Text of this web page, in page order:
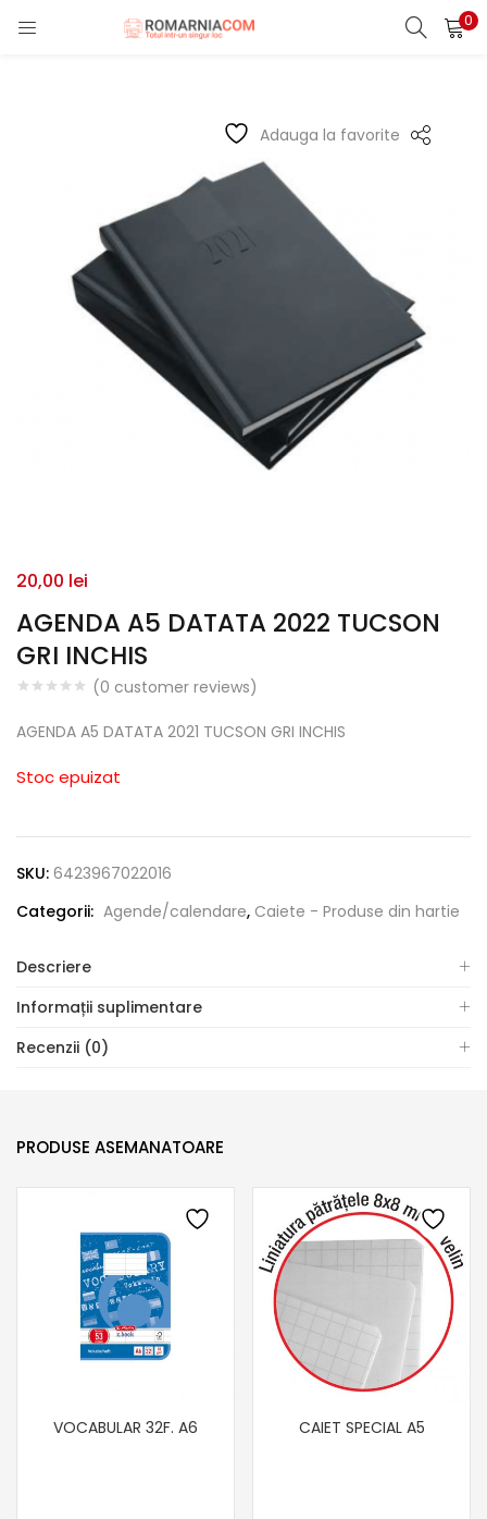
0
LOGIN REGISTER
Remember me
Lost password?
Adauga la favorite
AGENDA A5 DATATA 2022 TUCSON
GRI INCHIS
(0 customer reviews)
20,00 lei
AGENDA A5 DATATA 2021 TUCSON GRI INCHIS
Stoc epuizat
SKU: 6423967022016
Categorii: Agende/calendare, Caiete - Produse din hartie
Descriere
Informații suplimentare
Recenzii (0)
PRODUSE ASEMANATOARE
VOCABULAR 32F. A6 CAIET SPECIAL A5